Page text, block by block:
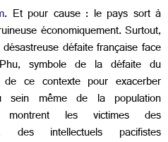
. Et pour cause : le pays sort à
économiquement. Surtout,
défaite française face
symbole de la défaite du
ce contexte pour exacerber
même de la population
montrent les victimes des
des intellectuels pacifistes